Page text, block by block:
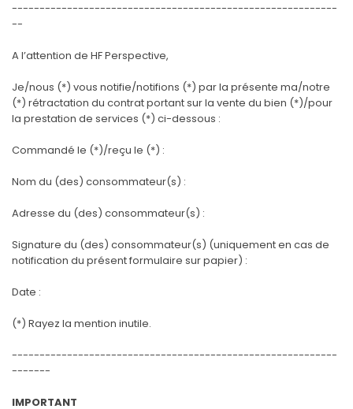
-----------------------------------------------------------
--
A l’attention de HF Perspective,
Je/nous (*) vous notifie/notifions (*) par la présente ma/notre
(*) rétractation du contrat portant sur la vente du bien (*)/pour
la prestation de services (*) ci-dessous :
Commandé le (*)/reçu le (*) :
Nom du (des) consommateur(s) :
Adresse du (des) consommateur(s) :
Signature du (des) consommateur(s) (uniquement en cas de
notification du présent formulaire sur papier) :
Date :
(*) Rayez la mention inutile.
-----------------------------------------------------------
-------
IMPORTANT